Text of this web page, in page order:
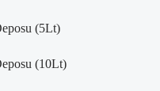
(5Lt)
(10Lt)